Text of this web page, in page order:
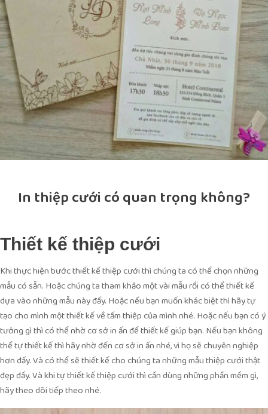
In thiệp cưới có quan trọng không?
Thiết kế thiệp cưới
Khi thực hiện bước thiết kế thiệp cưới thì chúng ta có thể chọn những
mẫu có sẵn. Hoặc chúng ta tham khảo một vài mẫu rồi có thể thiết kế
dựa vào những mẫu này đấy. Hoặc nếu bạn muốn khác biệt thì hãy tự
tạo cho mình một thiết kế về tấm thiệp của mình nhé. Hoặc nếu bạn có ý
tưởng gì thì có thể nhờ cơ sở in ấn để thiết kế giúp bạn. Nếu bạn không
thể tự thiết kế thì hãy nhờ đến cơ sở in ấn nhé, vì họ sẽ chuyên nghiệp
hơn đấy. Và có thể sẽ thiết kế cho chúng ta những mẫu thiệp cưới thật
đẹp đấy. Và khi tự thiết kế thiệp cưới thì cần dùng những phần mềm gì,
hãy theo dõi tiếp theo nhé.